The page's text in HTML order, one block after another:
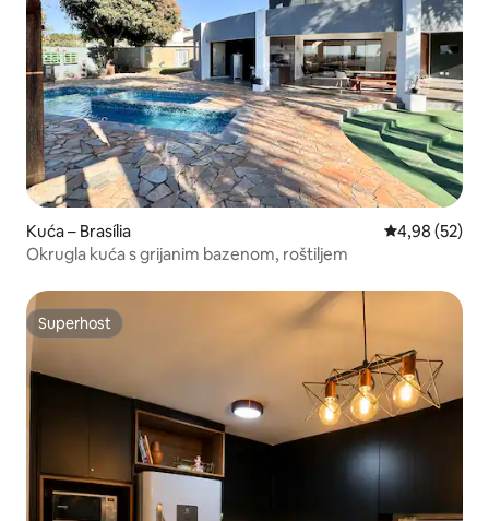
Kuća – Brasília Prosječna
4,98 (52)
Okrugla kuća s grijanim bazenom, roštiljem
Superhost
Superhost